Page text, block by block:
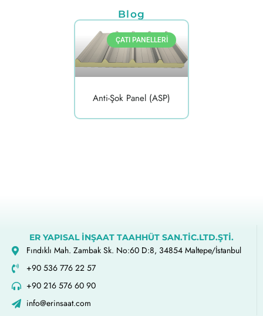
Blog
ÇATI PANELLERI
Anti-Şok Panel (ASP)
ER YAPISAL İNŞAAT TAAHHÜT SAN.TİC.LTD.ŞTİ.
Fındıklı Mah. Zambak Sk. No:60 D:8, 34854 Maltepe/İstanbul
+90 536 776 22 57
+90 216 576 60 90
info@erinsaat.com